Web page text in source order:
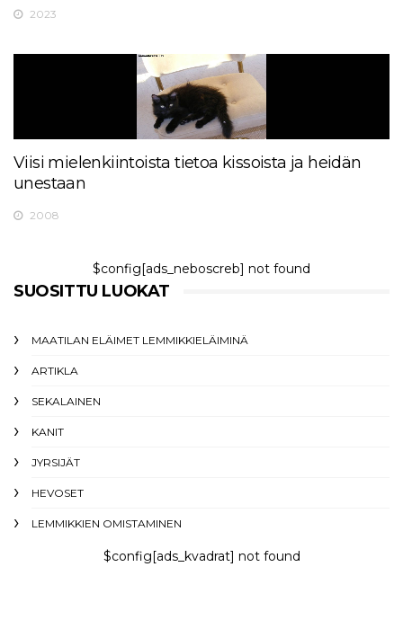
2023
Viisi mielenkiintoista tietoa kissoista ja heidän
unestaan
2008
$config[ads_neboscreb] not found
SUOSITTU LUOKAT
MAATILAN ELÄIMET LEMMIKKIELÄIMINÄ
ARTIKLA
SEKALAINEN
KANIT
JYRSIJÄT
HEVOSET
LEMMIKKIEN OMISTAMINEN
$config[ads_kvadrat] not found